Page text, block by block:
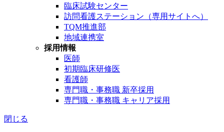
臨床試験センター
訪問看護ステーション（専用サイトへ）
TQM推進部
地域連携室
採用情報
医師
初期臨床研修医
看護師
専門職・事務職 新卒採用
専門職・事務職 キャリア採用
閉じる